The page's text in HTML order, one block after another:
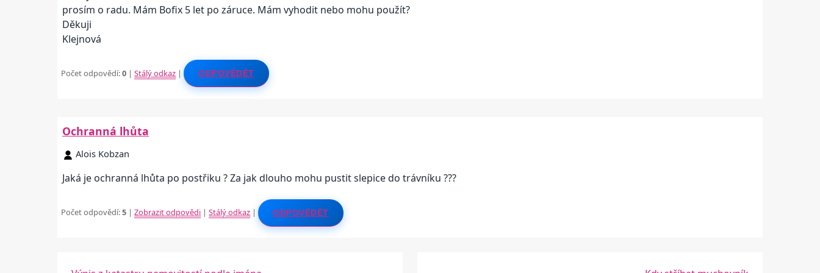
prosím o radu. Mám Bofix 5 let po záruce. Mám vyhodit nebo mohu použít?
Děkuji
Klejnová
Počet odpovědí:0 |Stálý odkaz | ODPOVĚDĚT
Ochranná lhůta
Alois Kobzan
Jaká je ochranná lhůta po postřiku ? Za jak dlouho mohu pustit slepice do trávníku ???
Počet odpovědí:5 |Zobrazit odpovědi |Stálý odkaz | ODPOVĚDĚT